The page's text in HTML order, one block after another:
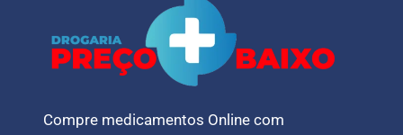
Compre medicamentos Online com